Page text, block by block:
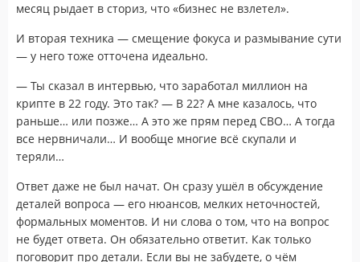
месяц рыдает в сториз, что «бизнес не взлетел».
И вторая техника — смещение фокуса и размывание сути
— у него тоже отточена идеально.
— Ты сказал в интервью, что заработал миллион на
крипте в 22 году. Это так? — В 22? А мне казалось, что
раньше… или позже… А это же прям перед СВО… А тогда
все нервничали… И вообще многие всё скупали и
теряли…
Ответ даже не был начат. Он сразу ушёл в обсуждение
деталей вопроса — его нюансов, мелких неточностей,
формальных моментов. И ни слова о том, что на вопрос
не будет ответа. Он обязательно ответит. Как только
поговорит про детали. Если вы не забудете, о чём